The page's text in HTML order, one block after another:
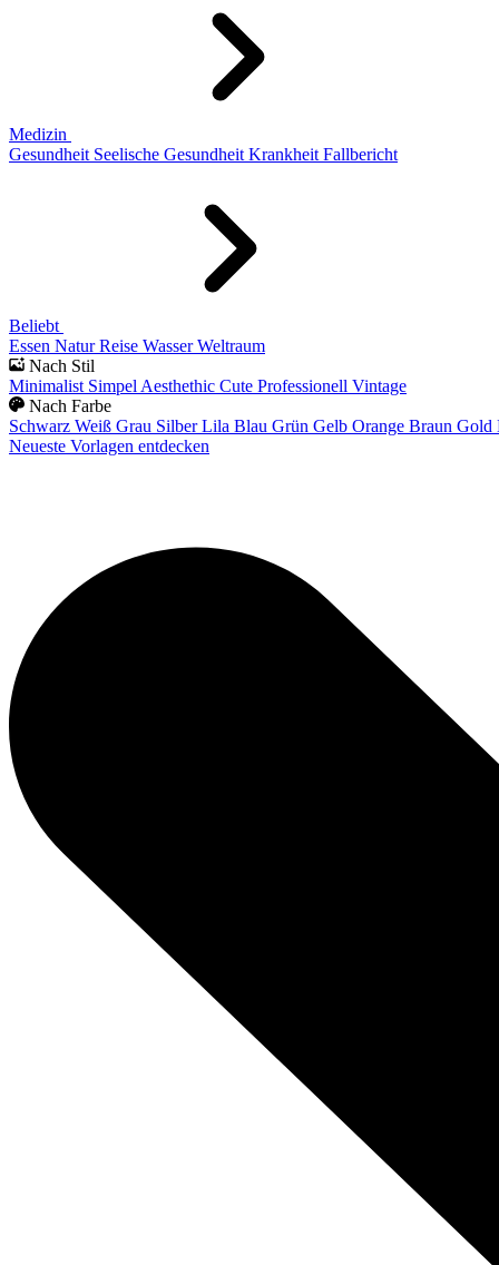
Medizin
Gesundheit Seelische Gesundheit Krankheit Fallbericht
Beliebt
Essen Natur Reise Wasser Weltraum
Nach Stil
Minimalist Simpel Aesthethic Cute Professionell Vintage
Nach Farbe
Schwarz Weiß Grau Silber Lila Blau Grün Gelb Orange Braun Gold
Neueste Vorlagen entdecken